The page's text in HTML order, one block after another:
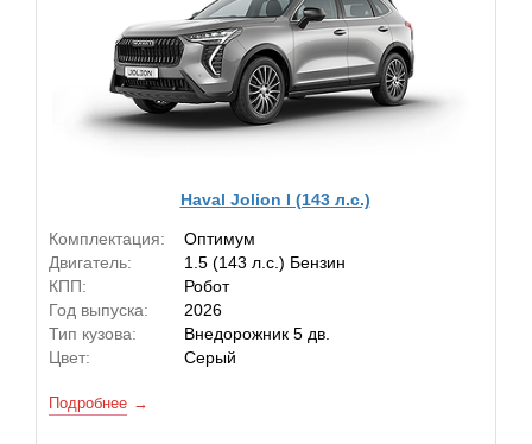
Haval Jolion I (143 л.с.)
Комплектация:
Оптимум
Двигатель:
1.5 (143 л.с.) Бензин
КПП:
Робот
Год выпуска:
2026
Тип кузова:
Внедорожник 5 дв.
Цвет:
Серый
Подробнее